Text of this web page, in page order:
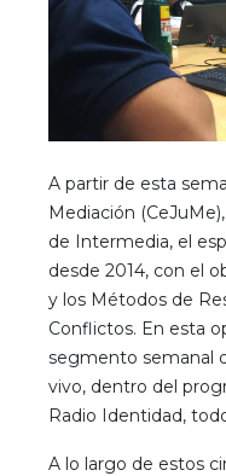
A partir de esta
Mediación
de Intermedia, el
desde 2014, con el
y los Métodos de
Conflictos. En esta
segmento semanal
vivo, dentro del
Radio Identidad,
A lo largo de estos